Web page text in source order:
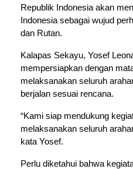
Republik Indonesia akan
Indonesia sebagai wujud
dan Rutan.
Kalapas Sekayu, Yosef
mempersiapkan dengan
melaksanakan seluruh
berjalan sesuai rencana.
“Kami siap mendukung
melaksanakan seluruh
kata Yosef.
Perlu diketahui bahwa